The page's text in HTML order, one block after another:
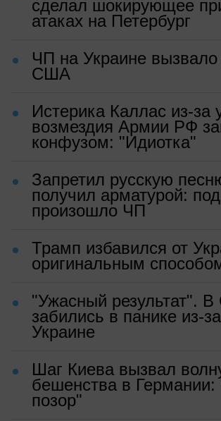
сделал шокирующее
атаках на Петербург
ЧП на Украине
США
Истерика Каллас из-за
возмездия Армии РФ
конфузом: "Идиотка"
Запретил русскую
получил арматурой:
произошло ЧП
Трамп избавился от
оригинальным
"Ужасный результат".
забились в панике из-
Украине
Шаг Киева вызвал
бешенства в Германии:
позор"